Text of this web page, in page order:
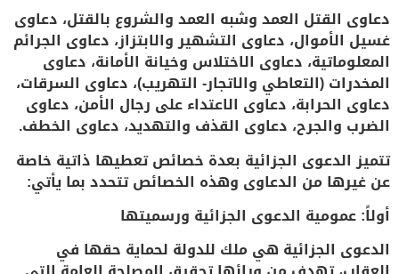
دعاوى القتل العمد وشبه العمد والشروع بالقتل، دعاوى
غسيل الأموال، دعاوى التشهير والابتزاز، دعاوى الجرائم
المعلوماتية، دعاوى الاختلاس وخيانة الأمانة، دعاوى
المخدرات (التعاطي والاتجار- التهريب)، دعاوى السرقات،
دعاوى الحرابة، دعاوى الاعتداء على رجال الأمن، دعاوى
الضرب والجرح، دعاوى القذف والتهديد، دعاوى الخطف.
تتميز الدعوى الجزائية بعدة خصائص تعطيها ذاتية خاصة
عن غيرها من الدعاوى وهذه الخصائص تتحدد بما يأتي:
أولاً: عمومية الدعوى الجزائية ورسميتها
الدعوى الجزائية هي ملك للدولة لحماية حقها في